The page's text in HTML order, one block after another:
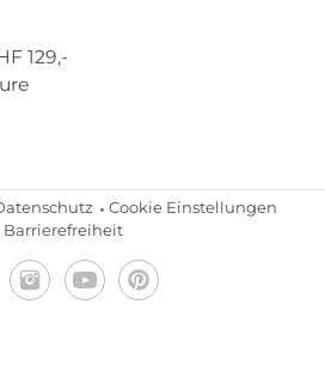
129,-
Cookie Einstellungen
Barrierefreiheit